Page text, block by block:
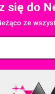
się do
ze